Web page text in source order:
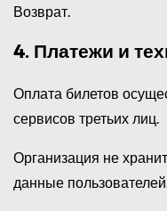
Возврат.
4. Платежи и
Оплата билетов
сервисов третьих лиц.
Организация не
данные